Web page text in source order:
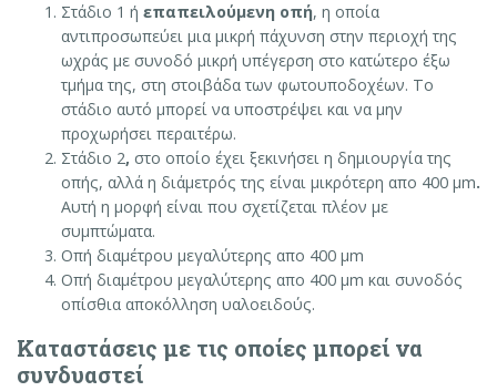
Στάδιο 1 ή επαπειλούμενη οπή, η οποία
αντιπροσωπεύει μια μικρή πάχυνση στην περιοχή της
ωχράς με συνοδό μικρή υπέγερση στο κατώτερο έξω
τμήμα της, στη στοιβάδα των φωτουποδοχέων. Το
στάδιο αυτό μπορεί να υποστρέψει και να μην
προχωρήσει περαιτέρω.
Στάδιο 2, στο οποίο έχει ξεκινήσει η δημιουργία της
οπής, αλλά η διάμετρός της είναι μικρότερη απο 400 μm.
Αυτή η μορφή είναι που σχετίζεται πλέον με
συμπτώματα.
Οπή διαμέτρου μεγαλύτερης απο 400 μm
Οπή διαμέτρου μεγαλύτερης απο 400 μm και συνοδός
οπίσθια αποκόλληση υαλοειδούς.
Καταστάσεις με τις οποίες μπορεί να
συνδυαστεί